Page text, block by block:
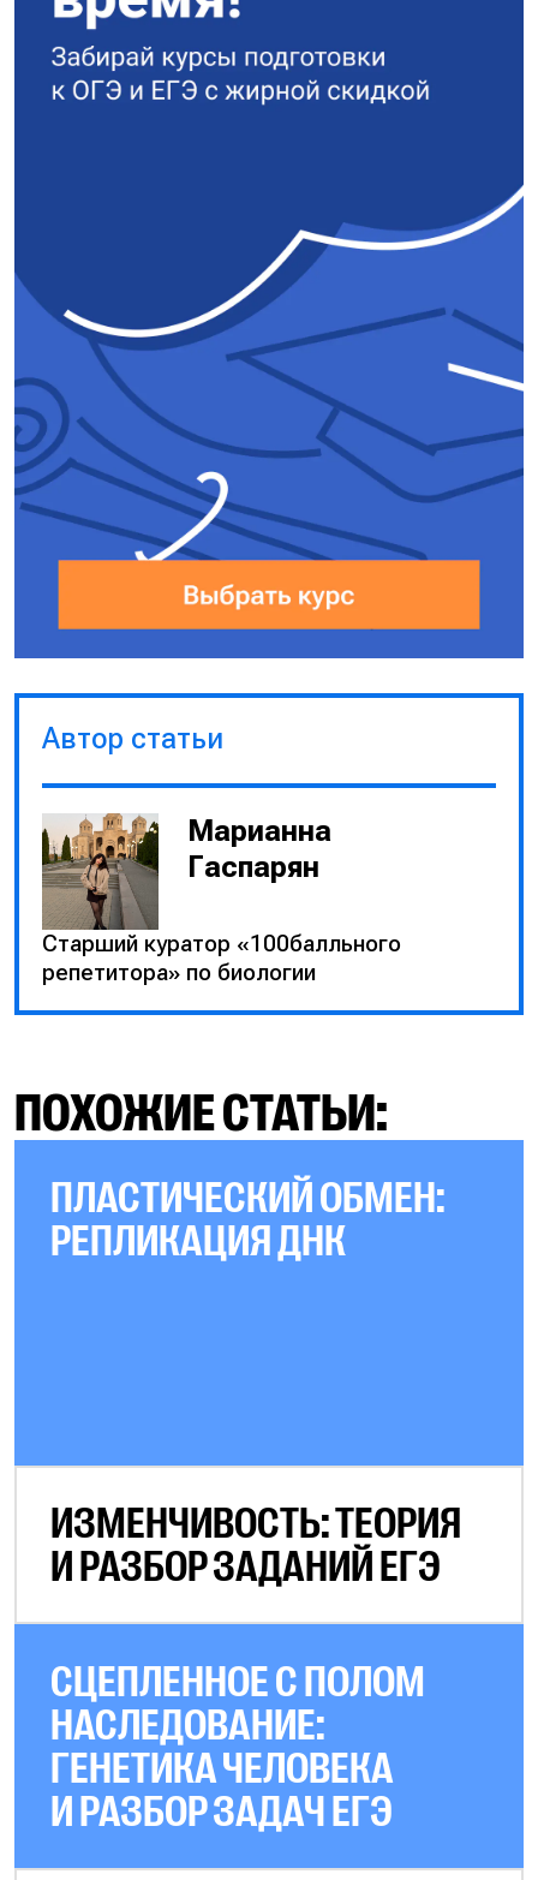
Автор статьи
Марианна
Гаспарян
Старший куратор «100балльного
репетитора» по биологии
ПОХОЖИЕ СТАТЬИ:
ПЛАСТИЧЕСКИЙ ОБМЕН:
РЕПЛИКАЦИЯ ДНК
ИЗМЕНЧИВОСТЬ: ТЕОРИЯ
И РАЗБОР ЗАДАНИЙ ЕГЭ
СЦЕПЛЕННОЕ С ПОЛОМ
НАСЛЕДОВАНИЕ:
ГЕНЕТИКА ЧЕЛОВЕКА
И РАЗБОР ЗАДАЧ ЕГЭ